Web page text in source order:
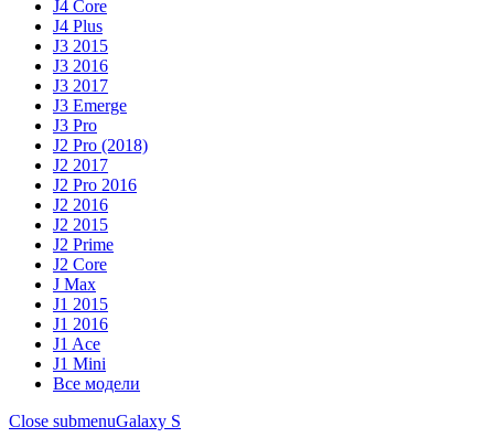
J4 Core
J4 Plus
J3 2015
J3 2016
J3 2017
J3 Emerge
J3 Pro
J2 Pro (2018)
J2 2017
J2 Pro 2016
J2 2016
J2 2015
J2 Prime
J2 Core
J Max
J1 2015
J1 2016
J1 Ace
J1 Mini
Все модели
Close submenuGalaxy S